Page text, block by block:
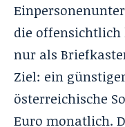
die offensichtlich
nur als
Ziel: ein
österreichische
Euro monatlich.